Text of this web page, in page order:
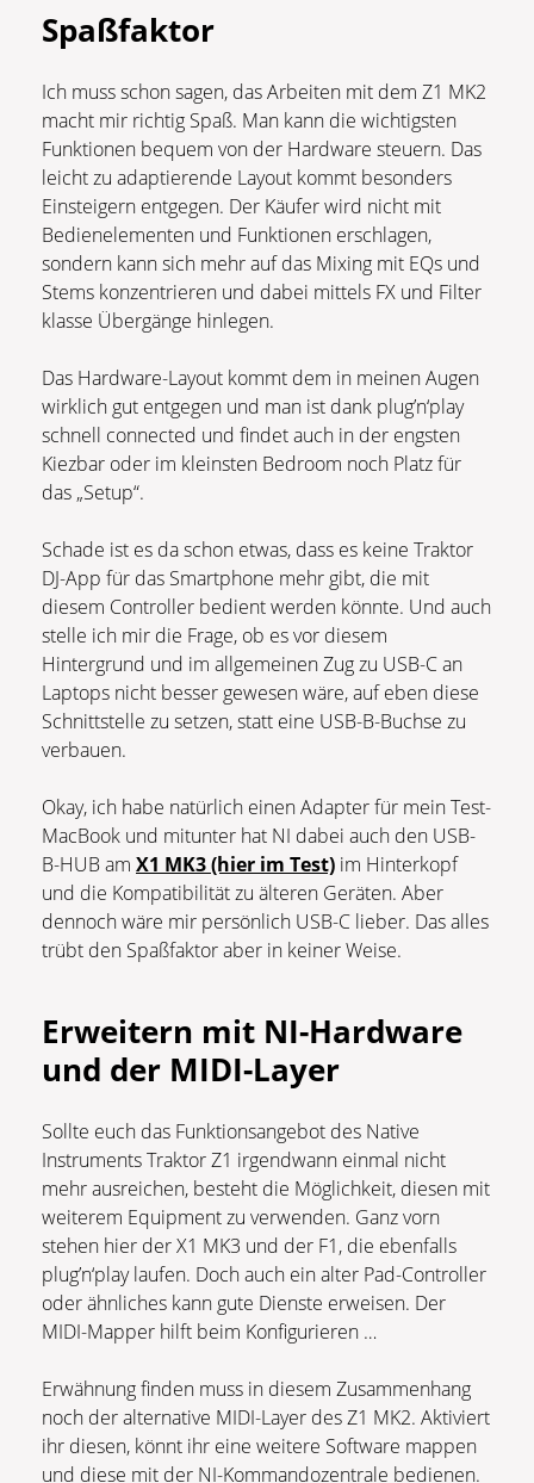
Spaßfaktor
Ich muss schon sagen, das Arbeiten mit dem Z1 MK2
macht mir richtig Spaß. Man kann die wichtigsten
Funktionen bequem von der Hardware steuern. Das
leicht zu adaptierende Layout kommt besonders
Einsteigern entgegen. Der Käufer wird nicht mit
Bedienelementen und Funktionen erschlagen,
sondern kann sich mehr auf das Mixing mit EQs und
Stems konzentrieren und dabei mittels FX und Filter
klasse Übergänge hinlegen.
Das Hardware-Layout kommt dem in meinen Augen
wirklich gut entgegen und man ist dank plug’n‘play
schnell connected und findet auch in der engsten
Kiezbar oder im kleinsten Bedroom noch Platz für
das „Setup“.
Schade ist es da schon etwas, dass es keine Traktor
DJ-App für das Smartphone mehr gibt, die mit
diesem Controller bedient werden könnte. Und auch
stelle ich mir die Frage, ob es vor diesem
Hintergrund und im allgemeinen Zug zu USB-C an
Laptops nicht besser gewesen wäre, auf eben diese
Schnittstelle zu setzen, statt eine USB-B-Buchse zu
verbauen.
Okay, ich habe natürlich einen Adapter für mein Test-
MacBook und mitunter hat NI dabei auch den USB-
B-HUB am X1 MK3 (hier im Test) im Hinterkopf
und die Kompatibilität zu älteren Geräten. Aber
dennoch wäre mir persönlich USB-C lieber. Das alles
trübt den Spaßfaktor aber in keiner Weise.
Erweitern mit NI-Hardware
und der MIDI-Layer
Sollte euch das Funktionsangebot des Native
Instruments Traktor Z1 irgendwann einmal nicht
mehr ausreichen, besteht die Möglichkeit, diesen mit
weiterem Equipment zu verwenden. Ganz vorn
stehen hier der X1 MK3 und der F1, die ebenfalls
plug’n‘play laufen. Doch auch ein alter Pad-Controller
oder ähnliches kann gute Dienste erweisen. Der
MIDI-Mapper hilft beim Konfigurieren …
Erwähnung finden muss in diesem Zusammenhang
noch der alternative MIDI-Layer des Z1 MK2. Aktiviert
ihr diesen, könnt ihr eine weitere Software mappen
und diese mit der NI-Kommandozentrale bedienen.